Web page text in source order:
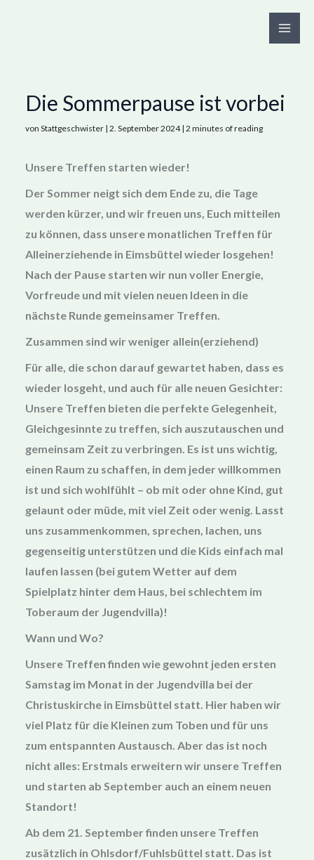
Die Sommerpause ist vorbei
von Stattgeschwister | 2. September 2024| 2 minutes of reading
Unsere Treffen starten wieder!
Der Sommer neigt sich dem Ende zu, die Tage
werden kürzer, und wir freuen uns, Euch mitteilen
zu können, dass unsere monatlichen Treffen für
Alleinerziehende in Eimsbüttel wieder losgehen!
Nach der Pause starten wir nun voller Energie,
Vorfreude und mit vielen neuen Ideen in die
nächste Runde gemeinsamer Treffen.
Zusammen sind wir weniger allein(erziehend)
Für alle, die schon darauf gewartet haben, dass es
wieder losgeht, und auch für alle neuen Gesichter:
Unsere Treffen bieten die perfekte Gelegenheit,
Gleichgesinnte zu treffen, sich auszutauschen und
gemeinsam Zeit zu verbringen. Es ist uns wichtig,
einen Raum zu schaffen, in dem jeder willkommen
ist und sich wohlfühlt – ob mit oder ohne Kind, gut
gelaunt oder müde, mit viel Zeit oder wenig. Lasst
uns zusammenkommen, sprechen, lachen, uns
gegenseitig unterstützen und die Kids einfach mal
laufen lassen (bei gutem Wetter auf dem
Spielplatz hinter dem Haus, bei schlechtem im
Toberaum der Jugendvilla)!
Wann und Wo?
Unsere Treffen finden wie gewohnt jeden ersten
Samstag im Monat in der Jugendvilla bei der
Christuskirche in Eimsbüttel statt. Hier haben wir
viel Platz für die Kleinen zum Toben und für uns
zum entspannten Austausch. Aber das ist noch
nicht alles: Erstmals erweitern wir unsere Treffen
und starten ab September auch an einem neuen
Standort!
Ab dem 21. Septemberfinden unsere Treffen
zusätzlich in Ohlsdorf/Fuhlsbüttel statt. Das ist